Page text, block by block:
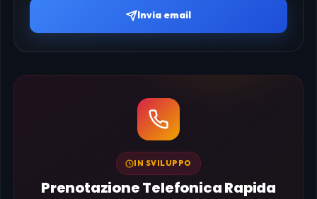
Invia email
IN SVILUPPO
Prenotazione Telefonica Rapida